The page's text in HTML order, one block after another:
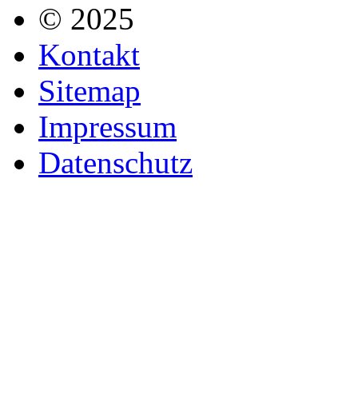
© 2025
Kontakt
Sitemap
Impressum
Datenschutz